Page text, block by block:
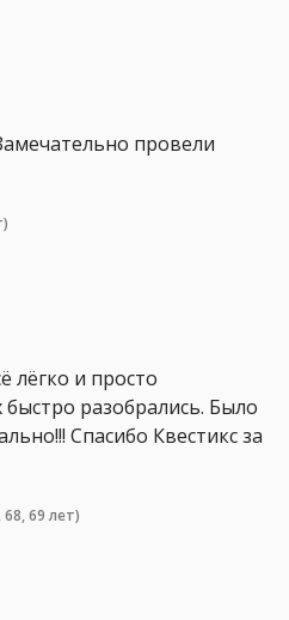
провели
лёгко и просто
разобрались. Было
Спасибо Квестикс за
68, 69 лет)